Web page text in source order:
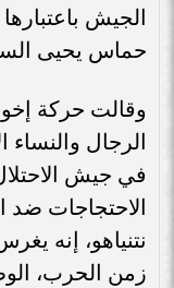
الجيش
حماس يحيى
وقالت حركة
الرجال
في جيش
الاحتجاجات ضد
نتنياهو، إنه
زمن الحرب،